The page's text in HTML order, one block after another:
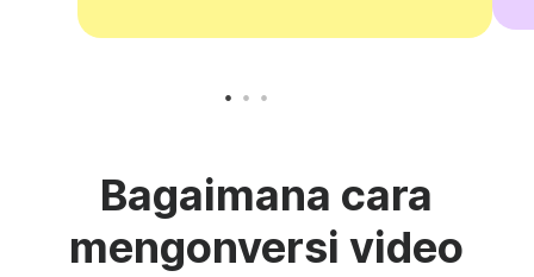
Bagaimana cara
mengonversi video